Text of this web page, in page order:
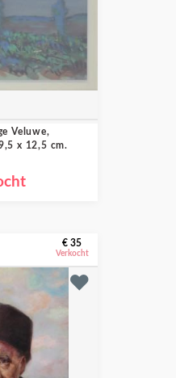
Veluwe,
x 12,5 cm.
€ 35
Verkocht